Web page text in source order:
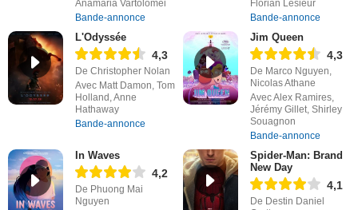
Anamaria Vartolomei
Bande-annonce
Florian Lesieur
Bande-annonce
L'Odyssée
4,3
De Christopher Nolan
Avec Matt Damon, Tom
Holland, Anne
Hathaway
Bande-annonce
Jim Queen
4,3
De Marco Nguyen,
Nicolas Athane
Avec Alex Ramires,
Jérémy Gillet, Shirley
Souagnon
Bande-annonce
In Waves
4,2
De Phuong Mai
Nguyen
Spider-Man: Brand
New Day
4,1
De Destin Daniel